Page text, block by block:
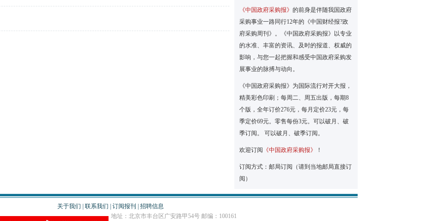
《中国政府采购报》 的前身是伴随我国政府
采购事业一路同行12年的《中国财经报?政
府采购周刊》。《中国政府采购报》以专业
的水准、丰富的资讯、及时的报道、权威的
影响，与您一起把握和感受中国政府采购发
展事业的脉搏与动向。
《中国政府采购报》为国际流行对开大报，
精美彩色印刷；每周二、周五出版，每期8
个版，全年订价276元，每月定价23元，每
季定价69元。零售每份3元。可以破月、破
季订阅。 可以破月、破季订阅。
欢迎订阅 《中国政府采购报》 ！
订阅方式：邮局订阅（请到当地邮局直接订
阅）
关于我们 联系我们 订阅报刊
招聘信息
地址：北京市丰台区广安路甲54号 邮编：100161